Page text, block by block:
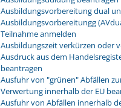
Ausbildungsvorbereitung dual
Ausbildungsvorbereitungg
Teilnahme anmelden
Ausbildungszeit verkürzen oder
Ausdruck aus dem
beantragen
Ausfuhr von "grünen" Abfällen
Verwertung innerhalb der EU
Ausfuhr von Abfällen innerhalb